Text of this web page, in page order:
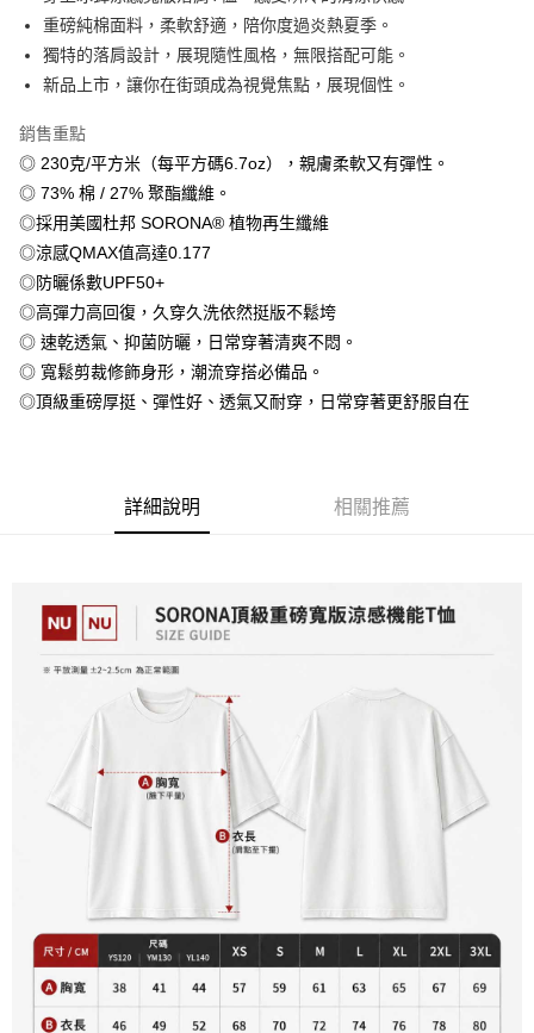
上海商業儲蓄銀行
台北富邦商業銀行
國泰世華商業銀行
兆豐國際商業銀行
臺灣中小企業銀行
台中商業銀行
聯邦商業銀行
元大商業銀行
永豐商業銀行
台新國際商業銀行
台灣樂天信用卡公司
華南商業銀行
彰化商業銀行
上海商業儲蓄銀行
台北富邦商業銀行
國泰世華商業銀行
兆豐國際商業銀行
匯豐（台灣）商業銀行
聯邦商業銀行
遠東國際商業銀行
元大商業銀行
玉山商業銀行
星展（台灣）商業銀行
台灣樂天信用卡公司
12 期 0 利率 每期NT$44
合作金庫商業銀行
第一商業銀行
上海商業儲蓄銀行
台北富邦商業銀行
國泰世華商業銀行
臺灣中小企業銀行
匯豐（台灣）商業銀行
華泰商業銀行
聯邦商業銀行
元大商業銀行
永豐商業銀行
玉山商業銀行
台新國際商業銀行
超商取貨付款
LINE Pay
Apple Pay
街口支付
悠遊付
Google Pay
全盈+PAY
大哥付你分期
相關說明
【繳款方式說明】
1.分期款項不併入電信帳單，「大哥付你分期」於每月結算日後寄送繳費提
2.透過簡訊連結打開帳單後，可選擇「超商條碼／台灣大直營門市／銀行轉
帳／街口支付／iPASS MONEY」等通路繳費。
【注意事項】
1.本服務係由「台灣大哥大股份有限公司」（以下簡稱本公司）所提供，讓
用戶於交易時，得透過本服務購買商品或服務，並由商店將買賣／分期付款
買賣價金債權讓與本公司後，依約使用本公司帳單繳交帳款。
2.基於同意付款使用「大哥付你分期」之契約關係目的，商店將以您的個人
資料（包含姓名、電話或地址）提供予台灣大哥大進項蒐集、處理及利用，
由本公司與您本人進行分期帳單所需資料之確認、核對及更正。
3.完整用戶服務條款，請詳閱以下連結：
AFTEE先享後付是「在收到商品之後才付款」的支付方式。 讓您購物簡單
【「AFTEE先享後付」結帳流程】
１．於結帳方式選擇「AFTEE先享後付」後，將跳轉至「AFTEE先享後付」
結帳頁面，進行簡訊認證並確認金額後，即可完成結帳。
２．訂單成立數日內，您將收到繳費通知簡訊。
３．收到繳費通知簡訊後14天內，點擊此簡訊中的連結，可透過四大超商／
ATM／網路銀行／等多元方式進行付款，方視為交易完成。
※ 請注意：結帳手續完成當下不需立刻繳費，但若您需要取消訂單，請聯絡
購買商品的店家。未經商家同意取消之訂單仍視為有效，需透過AFTEE先享
後付繳納相關費用。
※ 交易是否成功請以「AFTEE先享後付 」之結帳頁面顯示為準，若有關於
是否繳費成功／繳費後需取消欲退款等相關疑問，請聯繫「AFTEE先享後付
https://netprotections.freshdesk.com/support/home
【注意事項】
１．透過由恩沛科技股份有限公司提供之「AFTEE先享後付」服務完成之交
易，需依本服務之必要範圍內提供個人資料，並將交易相關給付款項請求債
權轉讓予恩沛科技股份有限公司。
https://aftee.tw/terms/#terms3
全家付款取貨
每筆NT$65，滿NT$899(含以上)免運費
每筆NT$60，滿NT$899(含以上)免運費
7-11付款取貨
每筆NT$65，滿NT$899(含以上)免運費
每筆NT$60，滿NT$899(含以上)免運費
每筆NT$65，滿NT$899(含以上)免運費
重磅純棉面料，柔軟舒適，陪你度過炎熱夏季。
獨特的落肩設計，展現隨性風格，無限搭配可能。
新品上市，讓你在街頭成為視覺焦點，展現個性。
銷售重點
◎ 230克/平方米（每平方碼6.7oz），親膚柔軟又有彈性。
◎ 73% 棉 / 27% 聚酯纖維。
◎採用美國杜邦 SORONA® 植物再生纖維
◎涼感QMAX值高達0.177
◎防曬係數UPF50+
◎高彈力高回復，久穿久洗依然挺版不鬆垮
◎ 速乾透氣、抑菌防曬，日常穿著清爽不悶。
◎ 寬鬆剪裁修飾身形，潮流穿搭必備品。
◎頂級重磅厚挺、彈性好、透氣又耐穿，日常穿著更舒服自在
詳細說明 相關推薦